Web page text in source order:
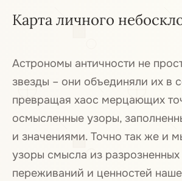
Карта личного
Астрономы античности не
звезды – они объединяли их в
превращая хаос мерцающих
осмысленные узоры,
и значениями. Точно так же и
узоры смысла из
переживаний и ценностей